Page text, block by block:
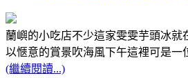
蘭嶼的小吃店不少這家雯雯芋頭冰
以愜意的賞景吹海風下午這裡可是一
(繼續閱讀...)